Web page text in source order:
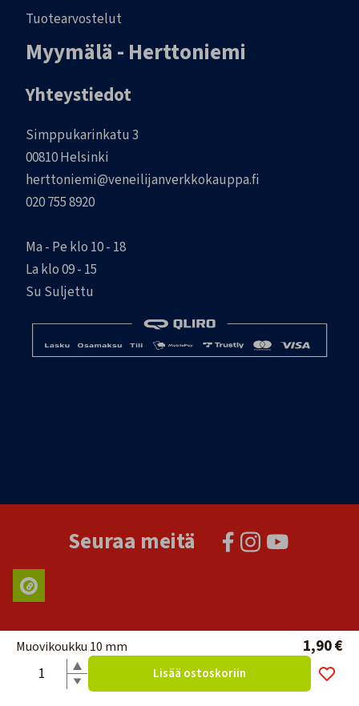
Muovikoukku 10 mm 1,90 €
Lisää ostoskoriin
Tuotearvostelut
Myymälä - Herttoniemi
Yhteystiedot
Simppukarinkatu 3
00810 Helsinki
herttoniemi@veneilijanverkkokauppa.fi
020 755 8920
Ma - Pe klo 10 - 18
La klo 09 - 15
Su Suljettu
Seuraa meitä